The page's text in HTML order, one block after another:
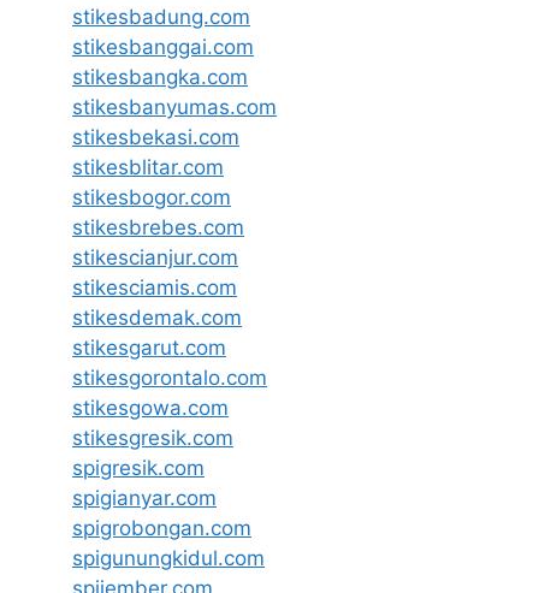
stikesbadung.com
stikesbanggai.com
stikesbangka.com
stikesbanyumas.com
stikesbekasi.com
stikesblitar.com
stikesbogor.com
stikesbrebes.com
stikescianjur.com
stikesciamis.com
stikesdemak.com
stikesgarut.com
stikesgorontalo.com
stikesgowa.com
stikesgresik.com
spigresik.com
spigianyar.com
spigrobongan.com
spigunungkidul.com
spijember.com